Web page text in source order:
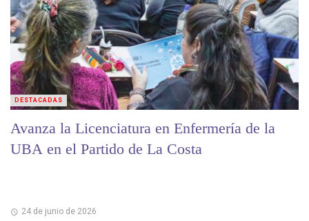
Avanza la Licenciatura en Enfermería de la
UBA en el Partido de La Costa
24 de junio de 2026
DESTACADAS